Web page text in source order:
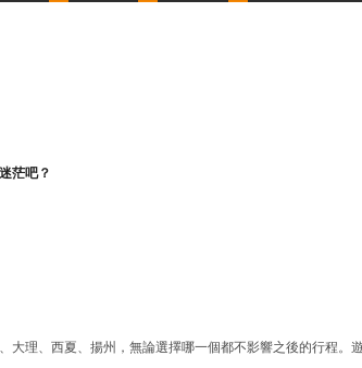
茫吧？
大理、西夏、揚州，無論選擇哪一個都不影響之後的行程。